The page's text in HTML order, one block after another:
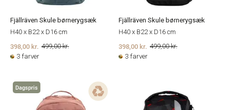
Fjällräven Skule børnerygsæk
H40 x B22 x D16 cm
499,00 kr.
398,00 kr.
3 farver
Fjällräven Skule børnerygsæk
H40 x B22 x D16 cm
499,00 kr.
398,00 kr.
3 farver
Dagspris